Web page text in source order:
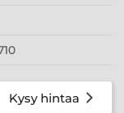
Kysy hintaa